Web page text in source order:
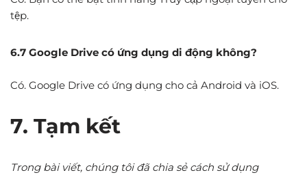
tệp.
6.7 Google Drive có ứng dụng di động không?
Có. Google Drive có ứng dụng cho cả Android và iOS.
7. Tạm kết
Trong bài viết, chúng tôi đã chia sẻ cách sử dụng